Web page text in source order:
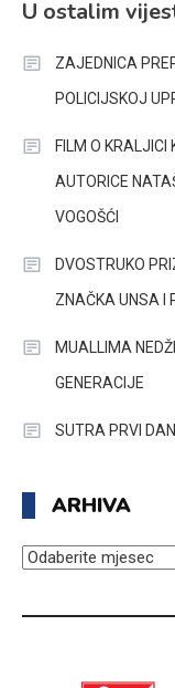
U ostalim
ZAJEDNICA
POLICIJSKOJ
FILM O
AUTORICE
VOGOŠĆI
DVOSTRUKO
ZNAČKA UNSA I
MUALLIMA
GENERACIJE
SUTRA PRVI
ARHIVA
ARHIVA